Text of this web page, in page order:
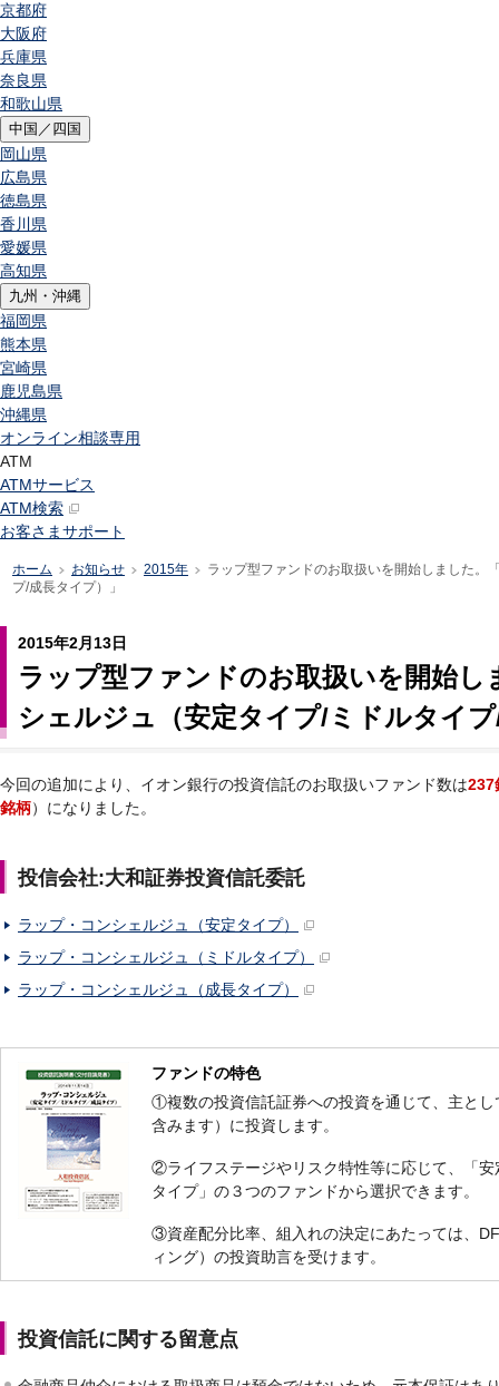
京都府
大阪府
兵庫県
奈良県
和歌山県
中国／四国
岡山県
広島県
徳島県
香川県
愛媛県
高知県
九州・沖縄
福岡県
熊本県
宮崎県
鹿児島県
沖縄県
オンライン相談専用
ATM
ATMサービス
ATM検索
お客さまサポート
ホーム >お知らせ >2015年
ラップ型ファンドのお取扱いを開始しました。
プ/成長タイプ）」
2015年2月13日
ラップ型ファンドのお取扱いを開始
シェルジュ（安定タイプ/ミドルタイ
今回の追加により、イオン銀行の投資信託のお取扱いファンド数は237
銘柄）になりました。
投信会社:大和証券投資信託委託
ラップ・コンシェルジュ（安定タイプ）
ラップ・コンシェルジュ（ミドルタイプ）
ラップ・コンシェルジュ（成長タイプ）
ファンドの特色
①複数の投資信託証券への投資を通じて、主と
含みます）に投資します。
②ライフステージやリスク特性等に応じて、「
タイプ」の３つのファンドから選択できます。
③資産配分比率、組入れの決定にあたっては、
ィング）の投資助言を受けます。
投資信託に関する留意点